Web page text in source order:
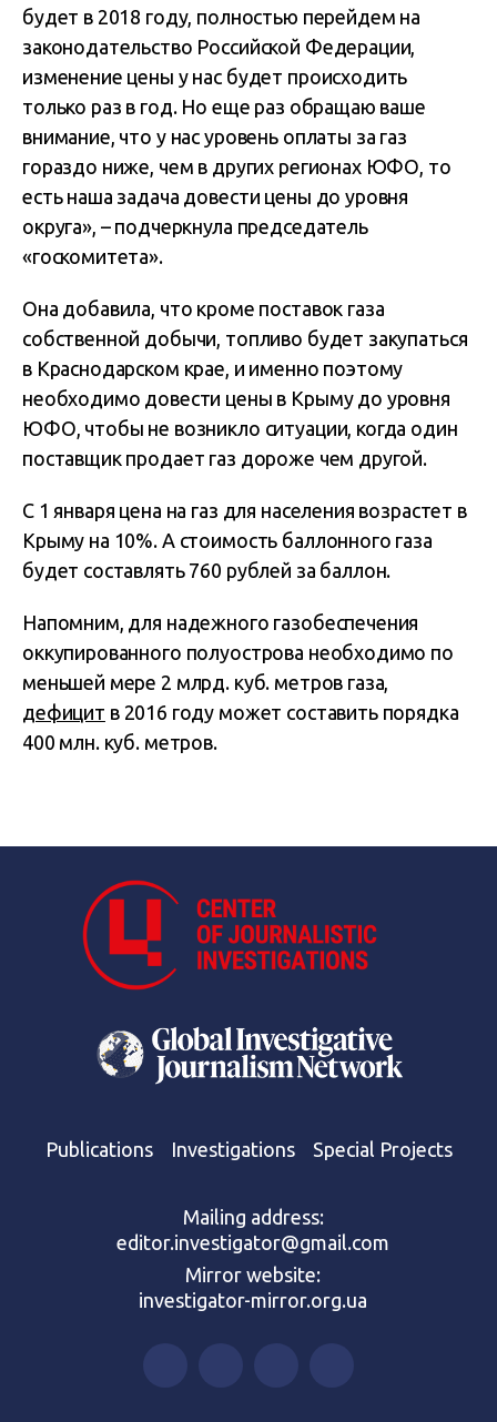
будет в 2018 году, полностью перейдем на
законодательство Российской Федерации,
изменение цены у нас будет происходить
только раз в год. Но еще раз обращаю ваше
внимание, что у нас уровень оплаты за газ
гораздо ниже, чем в других регионах ЮФО, то
есть наша задача довести цены до уровня
округа», – подчеркнула председатель
«госкомитета».
Она добавила, что кроме поставок газа
собственной добычи, топливо будет закупаться
в Краснодарском крае, и именно поэтому
необходимо довести цены в Крыму до уровня
ЮФО, чтобы не возникло ситуации, когда один
поставщик продает газ дороже чем другой.
С 1 января цена на газ для населения возрастет в
Крыму на 10%. А стоимость баллонного газа
будет составлять 760 рублей за баллон.
Напомним, для надежного газобеспечения
оккупированного полуострова необходимо по
меньшей мере 2 млрд. куб. метров газа,
дефицит в 2016 году может составить порядка
400 млн. куб. метров.
Publications Investigations Special Projects
Mailing address:
editor.investigator@gmail.com
Mirror website:
investigator-mirror.org.ua